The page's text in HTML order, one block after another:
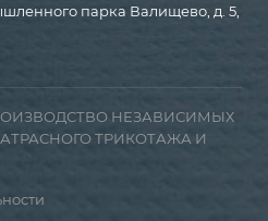
парка Валищево, д. 5,
НЕЗАВИСИМЫХ
ТРИКОТАЖА И